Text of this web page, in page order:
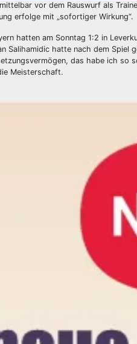
vor dem Rauswurf als
erfolge mit „sofortiger Wirkung“.
hatten am Sonntag 1:2 in
hatte nach dem Spiel
das habe ich so
Meisterschaft.